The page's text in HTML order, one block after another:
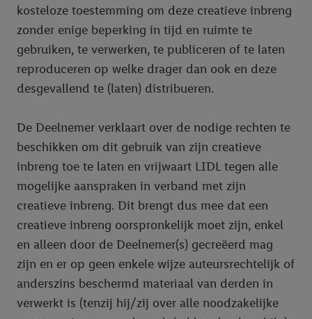
kosteloze toestemming om deze creatieve inbreng
zonder enige beperking in tijd en ruimte te
gebruiken, te verwerken, te publiceren of te laten
reproduceren op welke drager dan ook en deze
desgevallend te (laten) distribueren.
De Deelnemer verklaart over de nodige rechten te
beschikken om dit gebruik van zijn creatieve
inbreng toe te laten en vrijwaart LIDL tegen alle
mogelijke aanspraken in verband met zijn
creatieve inbreng. Dit brengt dus mee dat een
creatieve inbreng oorspronkelijk moet zijn, enkel
en alleen door de Deelnemer(s) gecreëerd mag
zijn en er op geen enkele wijze auteursrechtelijk of
anderszins beschermd materiaal van derden in
verwerkt is (tenzij hij/zij over alle noodzakelijke
meer informatie vinden over de gegevensverwerking.
Door op “weigeren” te klikken, kunt u alleen het gebruik van de
noodzakelijke technologieën toestaan. Door op “aanvaarden” te
klikken, stemt u in met alle verwerkingen voor alle
bovengenoemde doeleinden. Meer informatie, waaronder de
bewaartermijn van de gegevens en uw recht om uw
trekken, vindt u in onzeprivacyverklaring.Je vindt het
impressum hier.